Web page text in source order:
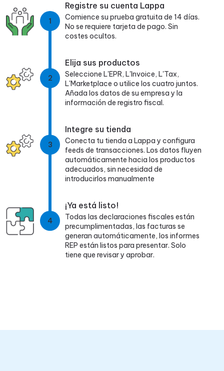
1
Registre su cuenta Lappa
Comience su prueba gratuita de 14 días.
No se requiere tarjeta de pago. Sin
costes ocultos.
2
Elija sus productos
Seleccione L'EPR, L'Invoice, L'Tax,
L'Marketplace o utilice los cuatro juntos.
Añada los datos de su empresa y la
información de registro fiscal.
3
Integre su tienda
Conecta tu tienda a Lappa y configura
feeds de transacciones. Los datos fluyen
automáticamente hacia los productos
adecuados, sin necesidad de
introducirlos manualmente
4
¡Ya está listo!
Todas las declaraciones fiscales están
precumplimentadas, las facturas se
generan automáticamente, los informes
REP están listos para presentar. Solo
tiene que revisar y aprobar.